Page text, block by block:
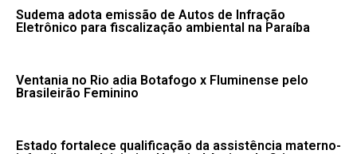
Sudema adota emissão de Autos de Infração
Eletrônico para fiscalização ambiental na Paraíba
Ventania no Rio adia Botafogo x Fluminense pelo
Brasileirão Feminino
Estado fortalece qualificação da assistência materno-